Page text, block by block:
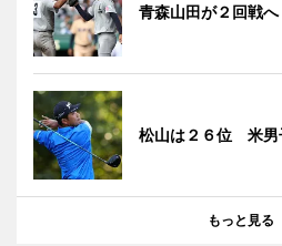
青森山田が２回戦
松山は２６位 米男
もっと見る